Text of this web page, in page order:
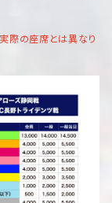
際の座席とは異なり